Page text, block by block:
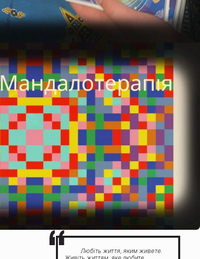
Любіть життя, яким живете.